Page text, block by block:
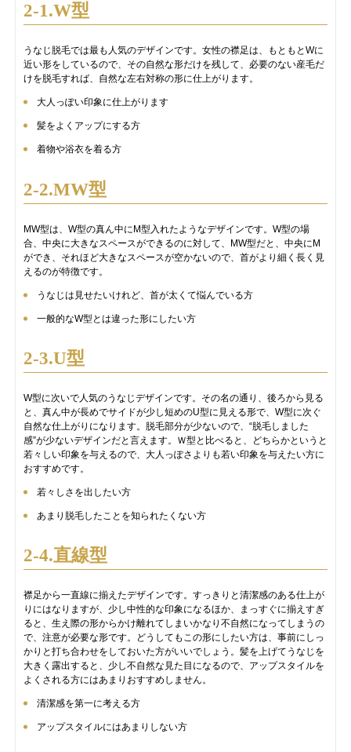
2-1.W型
うなじ脱毛では最も人気のデザインです。女性の襟足は、もともとWに
近い形をしているので、その自然な形だけを残して、必要のない産毛だ
けを脱毛すれば、自然な左右対称の形に仕上がります。
大人っぽい印象に仕上がります
髪をよくアップにする方
着物や浴衣を着る方
2-2.MW型
MW型は、W型の真ん中にM型入れたようなデザインです。W型の場
合、中央に大きなスペースができるのに対して、MW型だと、中央にM
ができ、それほど大きなスペースが空かないので、首がより細く長く見
えるのが特徴です。
うなじは見せたいけれど、首が太くて悩んでいる方
一般的なW型とは違った形にしたい方
2-3.U型
W型に次いで人気のうなじデザインです。その名の通り、後ろから見る
と、真ん中が長めでサイドが少し短めのU型に見える形で、W型に次ぐ
自然な仕上がりになります。脱毛部分が少ないので、“脱毛しました
感”が少ないデザインだと言えます。Ｗ型と比べると、どちらかというと
若々しい印象を与えるので、大人っぽさよりも若い印象を与えたい方に
おすすめです。
若々しさを出したい方
あまり脱毛したことを知られたくない方
2-4.直線型
襟足から一直線に揃えたデザインです。すっきりと清潔感のある仕上が
りにはなりますが、少し中性的な印象になるほか、まっすぐに揃えすぎ
ると、生え際の形からかけ離れてしまいかなり不自然になってしまうの
で、注意が必要な形です。どうしてもこの形にしたい方は、事前にしっ
かりと打ち合わせをしておいた方がいいでしょう。髪を上げてうなじを
大きく露出すると、少し不自然な見た目になるので、アップスタイルを
よくされる方にはあまりおすすめしません。
清潔感を第一に考える方
アップスタイルにはあまりしない方